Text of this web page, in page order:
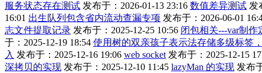
服务状态存在测试 发布于：2026-01-13 23:16 数值差异测试 发
16:01 出生队列包含省内流动查漏专项 发布于：2026-06-01
志文件提取记录 发布于：2025-12-25 10:56 闭包相关---var制作
于：2025-12-19 18:54 使用树的双亲孩子表示法存储多级标签
入 发布于：2025-12-16 19:06 web socket 发布于：2025-12-15
深拷贝的实现 发布于：2025-12-10 11:45 lazyMan 的实现 发布